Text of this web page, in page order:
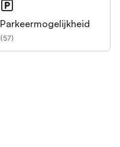
Parkeermogelijkheid
(57)